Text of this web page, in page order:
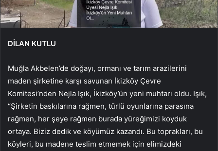
DİLAN KUTLU
Muğla Akbelen’de doğayı, ormanı ve tarım arazilerini
maden şirketine karşı savunan İkizköy Çevre
Komitesi’nden Nejla Işık, İkizköy’ün yeni muhtarı oldu. Işık,
“Şirketin baskılarına rağmen, türlü oyunlarına parasına
rağmen, her şeye rağmen burada yüreğimizi koyduk
ortaya. Biziz dedik ve köyümüz kazandı. Bu toprakları, bu
köyleri, bu madene teslim etmemek için elimizdeki